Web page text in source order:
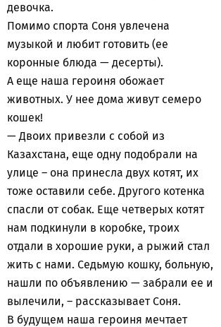
девочка.
Помимо спорта Соня увлечена
музыкой и любит готовить (ее
коронные блюда — десерты).
А еще наша героиня обожает
животных. У нее дома живут семеро
кошек!
— Двоих привезли с собой из
Казахстана, еще одну подобрали на
улице – она принесла двух котят, их
тоже оставили себе. Другого котенка
спасли от собак. Еще четверых котят
нам подкинули в коробке, троих
отдали в хорошие руки, а рыжий стал
жить с нами. Седьмую кошку, больную,
нашли по объявлению — забрали ее и
вылечили, – рассказывает Соня.
В будущем наша героиня мечтает